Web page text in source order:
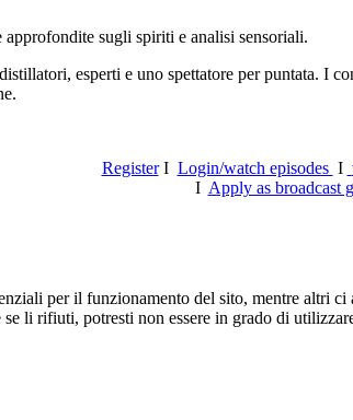
sugli spiriti e analisi sensoriali.
esperti e uno spettatore per puntata. I
RegisterI Login/watch episodes I
I Apply as broadcast
per il funzionamento del sito, mentre altri
li rifiuti, potresti non essere in grado di